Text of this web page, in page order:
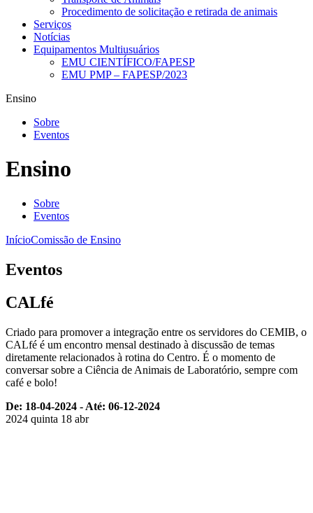
Procedimento de solicitação e retirada de animais
Serviços
Notícias
Equipamentos Multiusuários
EMU CIENTÍFICO/FAPESP
EMU PMP – FAPESP/2023
Ensino
Sobre
Eventos
Ensino
Sobre
Eventos
InícioComissão de Ensino
Eventos
CALfé
Criado para promover a integração entre os servidores do CEMIB, o
CALfé é um encontro mensal destinado à discussão de temas
diretamente relacionados à rotina do Centro. É o momento de
conversar sobre a Ciência de Animais de Laboratório, sempre com
café e bolo!
De: 18-04-2024 - Até: 06-12-2024
2024 quinta 18 abr